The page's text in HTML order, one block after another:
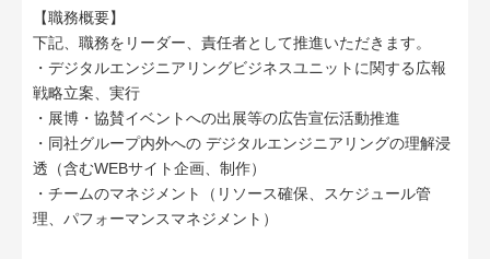
【職務概要】
下記、職務をリーダー、責任者として推進いただきます。
・デジタルエンジニアリングビジネスユニットに関する広報
戦略立案、実行
・展博・協賛イベントへの出展等の広告宣伝活動推進
・同社グループ内外への デジタルエンジニアリングの理解浸
透（含むWEBサイト企画、制作）
・チームのマネジメント（リソース確保、スケジュール管
理、パフォーマンスマネジメント）